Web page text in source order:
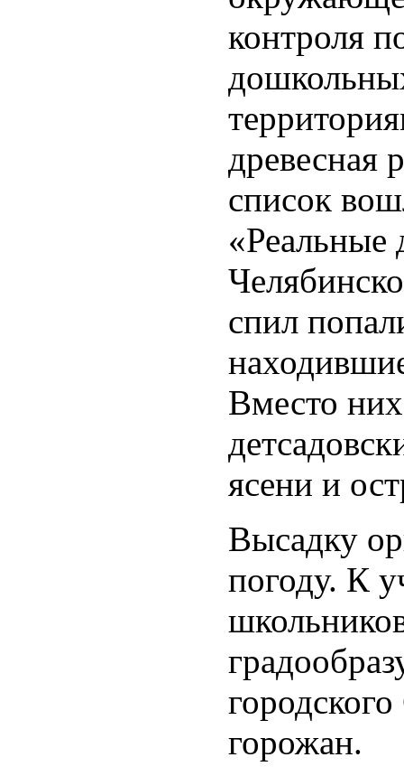
контроля
древесная
список
«Реальные
спил
Вместо
ясени и
Высадку
погоду. К
горожан.